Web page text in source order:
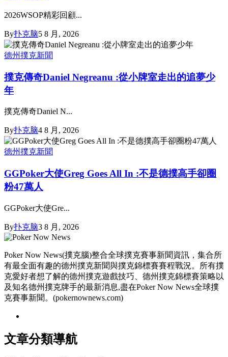
2026WSOP精彩回顧...
By扑克脑5 8 月, 2026
德州撲克新聞
撲克傳奇Daniel Negreanu :從小牌室走出的追夢少
年
撲克傳奇Daniel N...
By扑克脑4 8 月, 2026
德州撲克新聞
GGPoker大使Greg Goes All In :不是德撲高手卻圈
粉47萬人
GGPoker大使Gre...
By扑克脑3 8 月, 2026
Poker Now News(撲克腦)整合全球撲克賽事新聞資訊，集合所
有最全面有趣的德州撲克新聞與撲克錦標賽賽程戰況。所有撲
克愛好者想了解的德州撲克遊戲技巧、德州撲克錦標賽策略以
及知名德州撲克牌手的最新消息,盡在Poker Now News全球撲
克賽事新聞。(pokernownews.com)
文章分類導航